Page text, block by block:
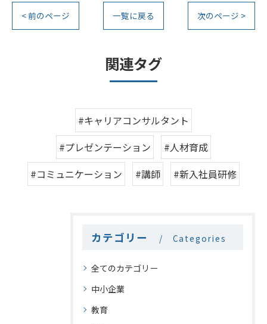
< 前のページ 一覧に戻る 次のページ >
関連タグ
#キャリアコンサルタント
#プレゼンテーション
#人材育成
#コミュニケーション
#講師 #新入社員研修
カテゴリー Categories
全てのカテゴリー
中小企業
教育